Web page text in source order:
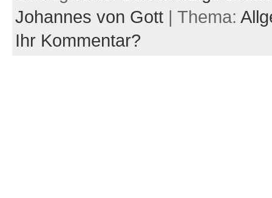
Johannes von Gott| Thema:
Ihr Kommentar?